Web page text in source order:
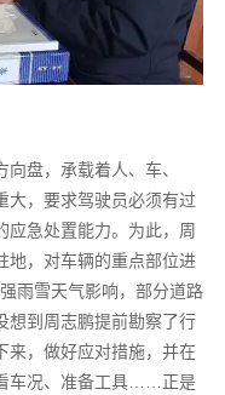
盘，承载着人、车、
大，要求驾驶员必须有过
应急处置能力。为此，周
地，对车辆的重点部位进
雨雪天气影响，部分道路
想到周志鹏提前勘察了行
来，做好应对措施，并在
车况、准备工具……正是